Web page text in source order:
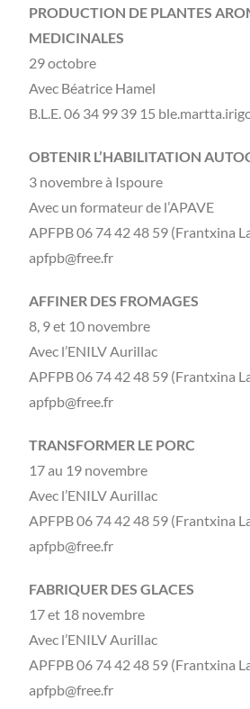
PRODUCTION DE PLANTES
MEDICINALES
29 octobre
Avec Béatrice Hamel
B.L.E. 06 34 99 39 15
OBTENIR L’HABILITATION
3 novembre à Ispoure
Avec un formateur de l’APAVE
APFPB 06 74 42 48 59 (Frantxina
apfpb@free.fr
AFFINER DES FROMAGES
8, 9 et 10 novembre
Avec l’ENILV Aurillac
APFPB 06 74 42 48 59 (Frantxina
apfpb@free.fr
TRANSFORMER LE PORC
17 au 19 novembre
Avec l’ENILV Aurillac
APFPB 06 74 42 48 59 (Frantxina
apfpb@free.fr
FABRIQUER DES GLACES
17 et 18 novembre
Avec l’ENILV Aurillac
APFPB 06 74 42 48 59 (Frantxina
apfpb@free.fr